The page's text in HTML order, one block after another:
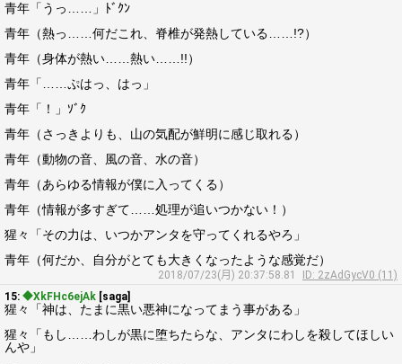
青年「うっ……」ﾄﾞｸﾝ
青年（熱っ……何だこれ、脊椎が発熱している……!?）
青年（身体が熱い……熱い……!!）
青年「……ぷはっ、はっ」
青年「！」ｿﾞｸ
青年（さっきよりも、山の気配が鮮明に感じ取れる）
青年（動物の音、風の音、水の音）
青年（あらゆる情報が僕に入ってくる）
青年（情報が多すぎて……処理が追いつかない！）
猩々「その力は、いつかアンタを守ってくれるやろ」
青年（何だか、自分がとても大きくなったような感覚だ）
2018/07/23(月) 20:37:58.81
ID: 2zAdGycV0 (11)
15: ◆XkFHc6ejAk [saga]
猩々「神は、たまに黒い悪神になってまう事がある」
猩々「もし……わしが黒に堕ちたらな、アンタにわしを殺してほしい
んや」